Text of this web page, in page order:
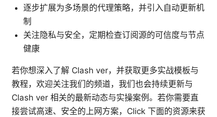
逐步扩展为多场景的代理策略，并引入自动更新机
制
关注隐私与安全，定期检查订阅源的可信度与节点
健康
若你想深入了解 Clash ver，并获取更多实战模板与
教程，欢迎关注我们的频道，我们也会持续更新与
Clash ver 相关的最新动态与实操案例。若你需要直
接尝试高速、安全的上网方案，Click 下面的资源来获